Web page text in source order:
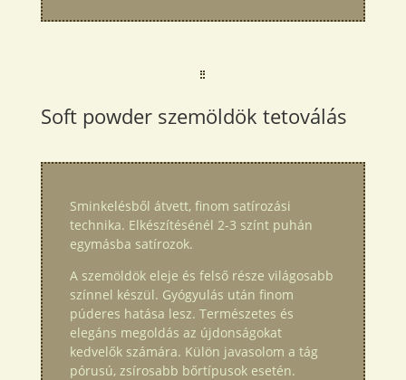
Soft powder szemöldök tetoválás
Sminkelésből átvett, finom satírozási
technika. Elkészítésénél 2-3 színt puhán
egymásba satírozok.
A szemöldök eleje és felső része világosabb
színnel készül. Gyógyulás után finom
púderes hatása lesz. Természetes és
elegáns megoldás az újdonságokat
kedvelők számára. Külön javasolom a tág
pórusú, zsírosabb bőrtípusok esetén.